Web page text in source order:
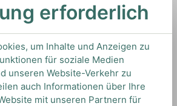
Rum pur oder für tropische
Hurricane oder für
Klassiker wie den Coquito.
erforderlich
um Inhalte und Anzeigen zu
für soziale Medien
unseren Website-Verkehr zu
auch Informationen über Ihre
mit unseren Partnern für